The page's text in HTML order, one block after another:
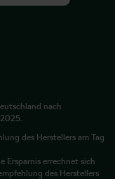
nach
des Herstellers am Tag
Ersparnis errechnet sich
des Herstellers